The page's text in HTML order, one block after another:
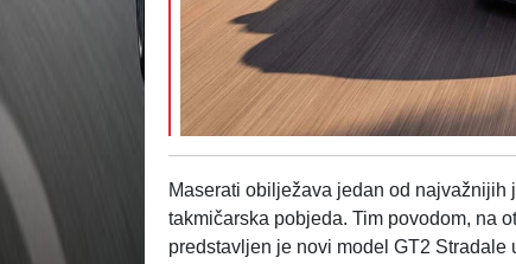
Maserati obilježava jedan od
takmičarska pobjeda. Tim povodom, na
predstavljen je novi model GT2